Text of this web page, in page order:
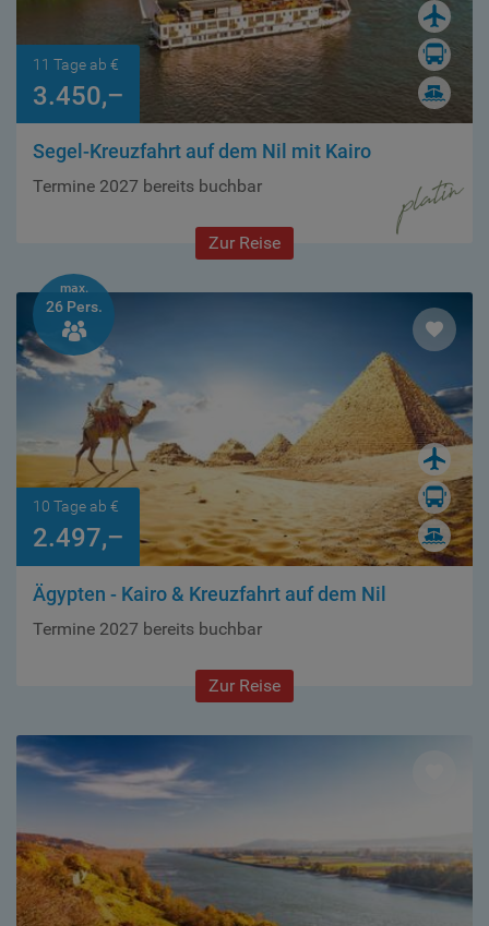
11 Tage ab €
3.450,–
Segel-Kreuzfahrt auf dem Nil mit Kairo
Termine 2027 bereits buchbar
Zur Reise
max.
26 Pers.

10 Tage ab €
2.497,–
Ägypten - Kairo & Kreuzfahrt auf dem Nil
Termine 2027 bereits buchbar
Zur Reise